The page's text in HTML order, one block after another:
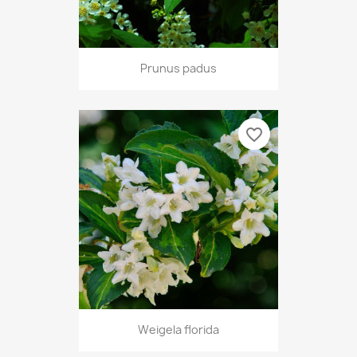
Prunus padus
Weigela florida
favorite_border